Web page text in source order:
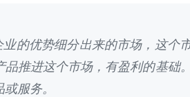
的优势细分出来的市场，这个
推进这个市场，有盈利的基础
服务。